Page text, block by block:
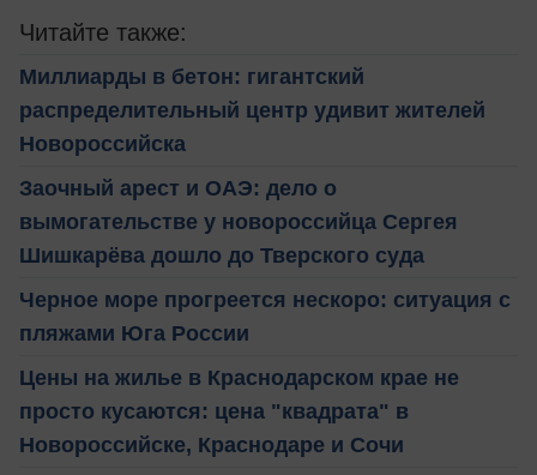
Читайте также:
Миллиарды в бетон: гигантский
распределительный центр удивит жителей
Новороссийска
Заочный арест и ОАЭ: дело о
вымогательстве у новороссийца Сергея
Шишкарёва дошло до Тверского суда
Черное море прогреется нескоро: ситуация с
пляжами Юга России
Цены на жилье в Краснодарском крае не
просто кусаются: цена "квадрата" в
Новороссийске, Краснодаре и Сочи